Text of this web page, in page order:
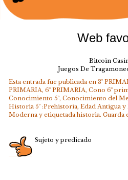
Web
Bitcoin
Juegos De
Esta entrada fue publicada en 3º
PRIMARIA, 6º PRIMARIA, Cono 6º
Conocimiento 5º, Conocimiento del
Historia 5º :Prehistoria, Edad Antigua y
Moderna y etiquetada historia. Guarda
Sujeto y predicado